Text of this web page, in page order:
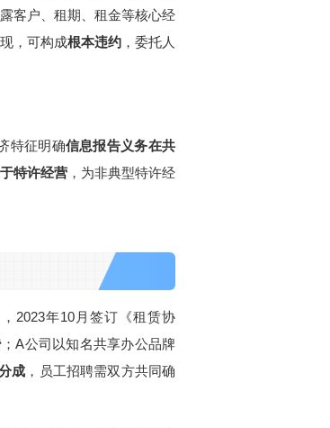
客户、租期、租金等核心经
，可构成根本违约 ，委托人
特征明确信息报告义务在共
特许经营 ，为非典型特许经
2023年10月签订《租赁协
A公司以知名共享办公品牌
成 ，员工招聘需双方共同确